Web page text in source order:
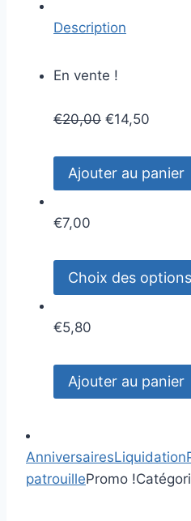
Description
En vente !
€20,00 €14,50
Ajouter au panier
€7,00
Choix des options
€5,80
Ajouter au panier
AnniversairesLiquidation
patrouillePromo !